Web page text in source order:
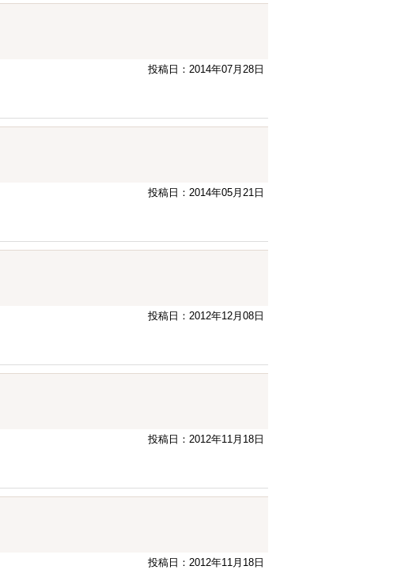
投稿日：2014年07月28日
投稿日：2014年05月21日
投稿日：2012年12月08日
投稿日：2012年11月18日
投稿日：2012年11月18日